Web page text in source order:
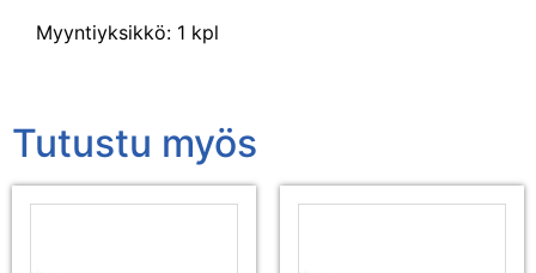
Myyntiyksikkö: 1 kpl
Tutustu myös